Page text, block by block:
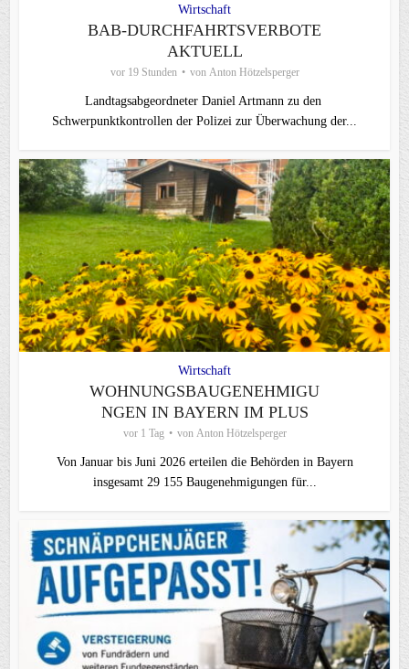
Wirtschaft
BAB-DURCHFAHRTSVERBOTE
AKTUELL
vor 19 Stunden von Anton Hötzelsperger
Landtagsabgeordneter Daniel Artmann zu den
Schwerpunktkontrollen der Polizei zur Überwachung der...
Wirtschaft
WOHNUNGSBAUGENEHMIGU
NGEN IN BAYERN IM PLUS
vor 1 Tag von Anton Hötzelsperger
Von Januar bis Juni 2026 erteilen die Behörden in Bayern
insgesamt 29 155 Baugenehmigungen für...